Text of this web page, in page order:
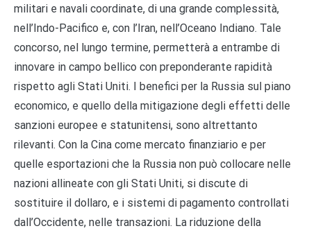
militari e navali coordinate, di una grande complessità,
nell’Indo-Pacifico e, con l’Iran, nell’Oceano Indiano. Tale
concorso, nel lungo termine, permetterà a entrambe di
innovare in campo bellico con preponderante rapidità
rispetto agli Stati Uniti. I benefici per la Russia sul piano
economico, e quello della mitigazione degli effetti delle
sanzioni europee e statunitensi, sono altrettanto
rilevanti. Con la Cina come mercato finanziario e per
quelle esportazioni che la Russia non può collocare nelle
nazioni allineate con gli Stati Uniti, si discute di
sostituire il dollaro, e i sistemi di pagamento controllati
dall’Occidente, nelle transazioni. La riduzione della